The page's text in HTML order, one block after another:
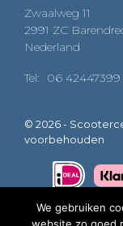
Zwaalweg 11
2991 ZC
Nederland
Tel: 06 42447399
© 2026 -
voorbehouden
We gebruiken